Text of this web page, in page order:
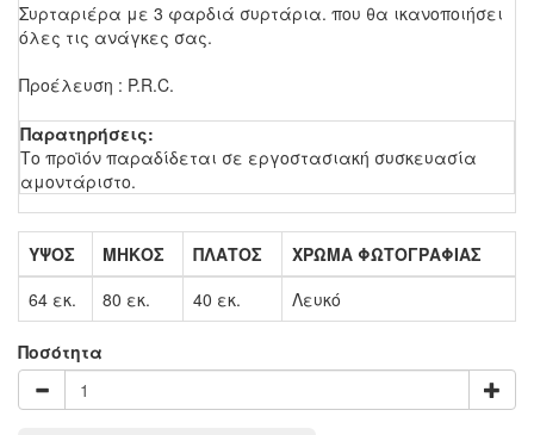
Συρταριέρα με 3 φαρδιά συρτάρια. που θα ικανοποιήσει
όλες τις ανάγκες σας.
Προέλευση : P.R.C.
Παρατηρήσεις:
Το προϊόν παραδίδεται σε εργοστασιακή συσκευασία
αμοντάριστο.
ΥΨΟΣ ΜΗΚΟΣ ΠΛΑΤΟΣ
ΧΡΩΜΑ ΦΩΤΟΓΡΑΦΙΑΣ
64 εκ.
80 εκ. 40 εκ. Λευκό
Ποσότητα